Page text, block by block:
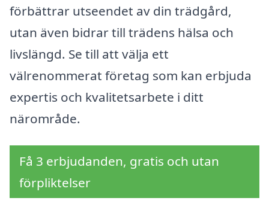
förbättrar utseendet av din trädgård,
utan även bidrar till trädens hälsa och
livslängd. Se till att välja ett
välrenommerat företag som kan erbjuda
expertis och kvalitetsarbete i ditt
närområde.
Få 3 erbjudanden, gratis och utan
förpliktelser